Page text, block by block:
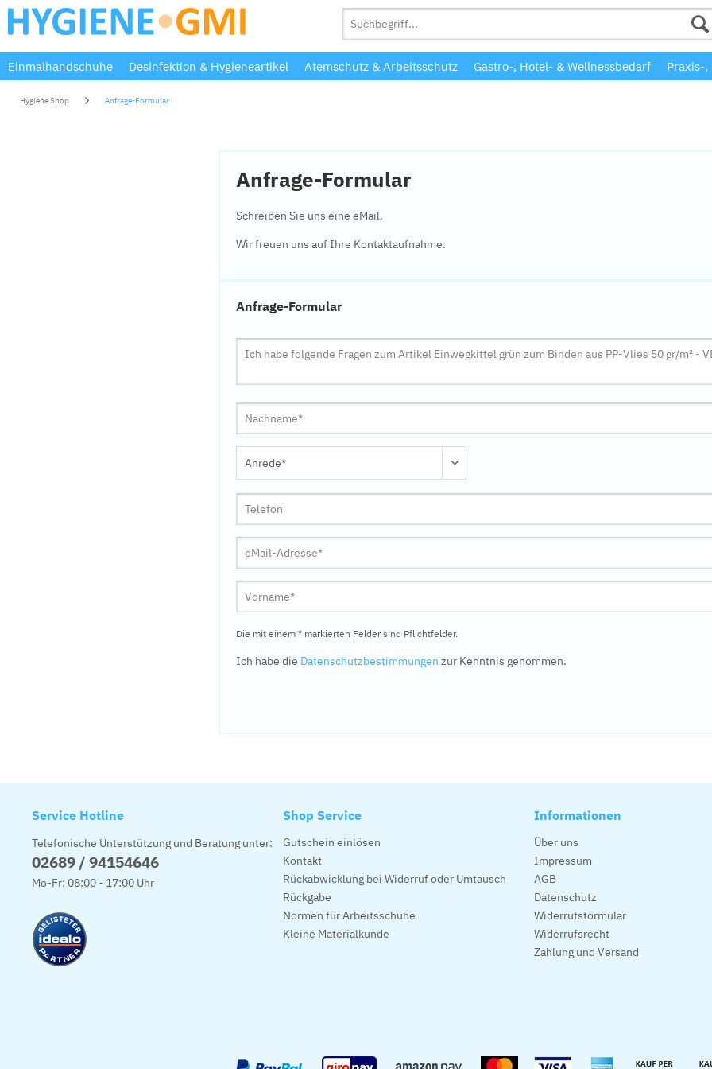
Einmalhandschuhe Desinfektion & Hygieneartikel Atemschutz & Arbeitsschutz Gastro-, Hotel- & Wellnessbedarf Praxis-,
Hygiene Shop Anfrage-Formular
Anfrage-Formular
Schreiben Sie uns eine eMail.
Wir freuen uns auf Ihre Kontaktaufnahme.
Anfrage-Formular
Die mit einem * markierten Felder sind Pflichtfelder.
Ich habe die Datenschutzbestimmungen zur Kenntnis genommen.
Service Hotline
Telefonische Unterstützung und Beratung unter:
02689 / 94154646
Mo-Fr: 08:00 - 17:00 Uhr
Shop Service
Gutschein einlösen
Kontakt
Rückabwicklung bei Widerruf oder Umtausch
Rückgabe
Normen für Arbeitsschuhe
Kleine Materialkunde
Informationen
Über uns
Impressum
AGB
Datenschutz
Widerrufsformular
Widerrufsrecht
Zahlung und Versand